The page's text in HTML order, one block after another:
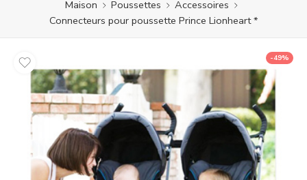
Maison Poussettes
Accessoires
Connecteurs pour poussette Prince Lionheart *
-49%